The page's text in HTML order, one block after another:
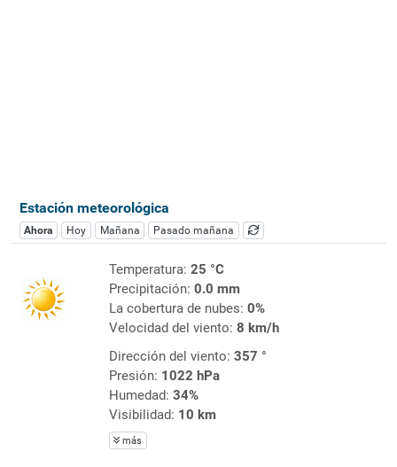
Estación meteorológica
Ahora Hoy Mañana Pasado mañana
Temperatura: 25 °C
Precipitación: 0.0 mm
La cobertura de nubes: 0%
Velocidad del viento: 8 km/h
Dirección del viento: 357 °
Presión: 1022 hPa
Humedad: 34%
Visibilidad: 10 km
más